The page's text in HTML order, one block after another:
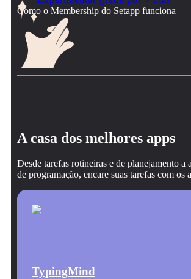
Como o Membership do Setapp funciona
A casa dos melhores apps
Desde tarefas rotineiras e de planejamento a
de programação, encare suas tarefas com os
TypingMind